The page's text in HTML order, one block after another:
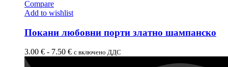
Compare
Add to wishlist
Покани любовни порти златно шампанско
3.00 € - 7.50 € с включено ДДС